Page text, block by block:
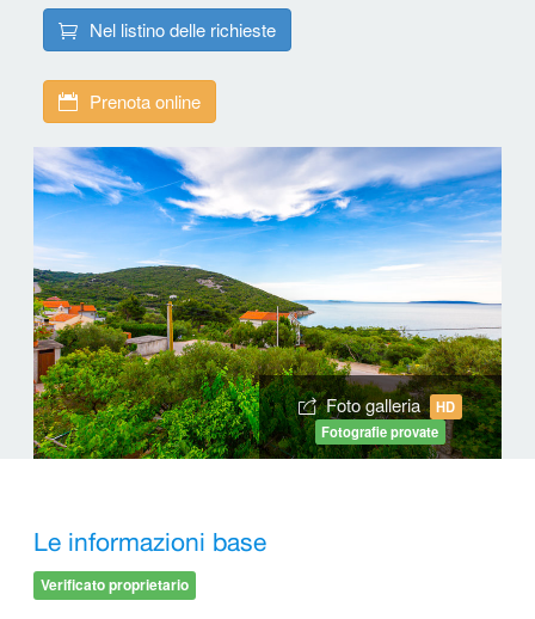
Nel listino delle richieste
Prenota online
Foto galleria HD
Fotografie provate
Le informazioni base
Verificato proprietario